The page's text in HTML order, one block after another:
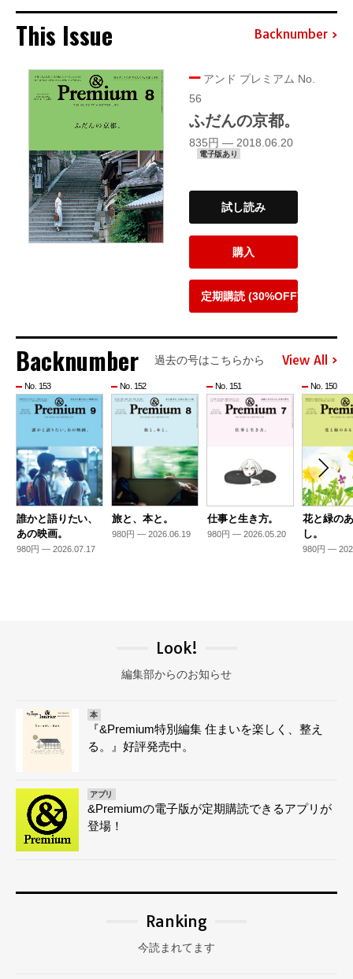
This Issue Backnumber
アンド プレミアム No.
56
ふだんの京都。
835円 — 2018.06.20
電子版あり
試し読み
購入
定期購読 (30%OFF)
Backnumber 過去の号はこちらから View All
No. 153
誰かと語りたい、
あの映画。
980円 — 2026.07.17
No. 152
旅と、本と。
980円 — 2026.06.19
No. 151
仕事と生き方。
980円 — 2026.05.20
No. 150
花と緑の
し。
980円 —
Look!
編集部からのお知らせ
本
『&Premium特別編集 住まいを楽しく、整え
る。』好評発売中。
アプリ
&Premiumの電子版が定期購読できるアプリが
登場！
Ranking
今読まれてます